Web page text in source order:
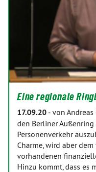
Eine regionale
17.09.20 - von Andreas
den Berliner
Personenverkehr
Charme, wird aber
vorhandenen
Hinzu kommt, dass es